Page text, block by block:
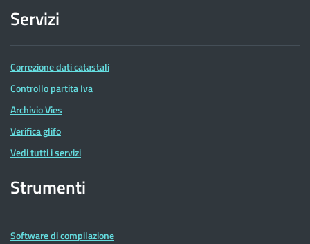
Servizi
Correzione dati catastali
Controllo partita Iva
Archivio Vies
Verifica glifo
Vedi tutti i servizi
Strumenti
Software di compilazione